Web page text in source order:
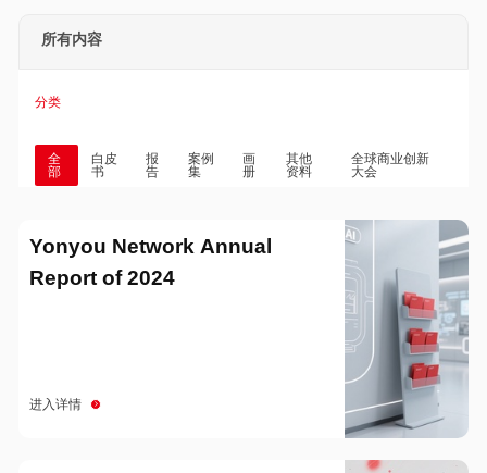
所有内容
分类
全
部
白皮
书
报
告
案例
集
画
册
其他
资料
全球商业创新
大会
Yonyou Network Annual
Report of 2024
进入详情